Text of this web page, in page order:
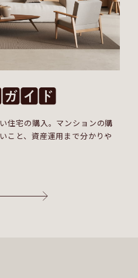
住宅の購入。マンションの購
こと、資産運用まで分かりや